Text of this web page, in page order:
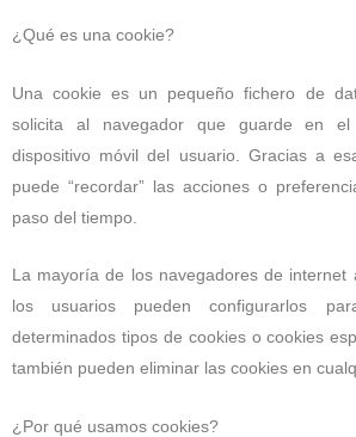
¿Qué es una cookie?
Una cookie es un pequeño fichero de
solicita al navegador que guarde en
dispositivo móvil del usuario. Gracias a
puede “recordar” las acciones o
paso del tiempo.
La mayoría de los navegadores de internet
los usuarios pueden configurarlos
determinados tipos de cookies o cookies
también pueden eliminar las cookies en
¿Por qué usamos cookies?